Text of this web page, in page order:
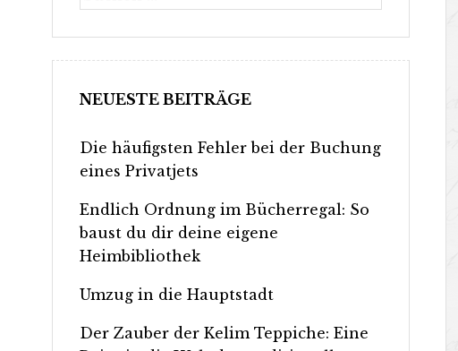
NEUESTE BEITRÄGE
Die häufigsten Fehler bei der Buchung
eines Privatjets
Endlich Ordnung im Bücherregal: So
baust du dir deine eigene
Heimbibliothek
Umzug in die Hauptstadt
Der Zauber der Kelim Teppiche: Eine